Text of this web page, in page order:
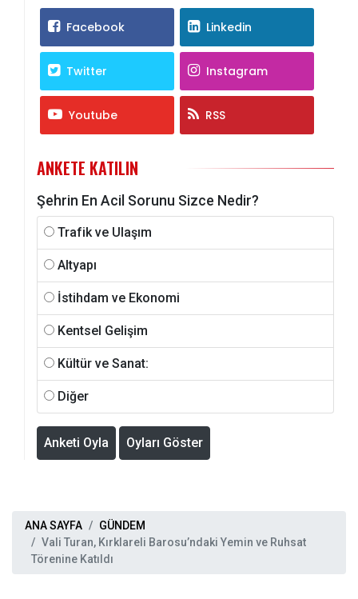
Facebook Linkedin
Twitter Instagram
Youtube RSS
ANKETE KATILIN
Şehrin En Acil Sorunu Sizce Nedir?
Trafik ve Ulaşım
Altyapı
İstihdam ve Ekonomi
Kentsel Gelişim
Kültür ve Sanat:
Diğer
Anketi Oyla Oyları Göster
ANA SAYFA
GÜNDEM
Vali Turan, Kırklareli Barosu’ndaki Yemin ve Ruhsat
Törenine Katıldı